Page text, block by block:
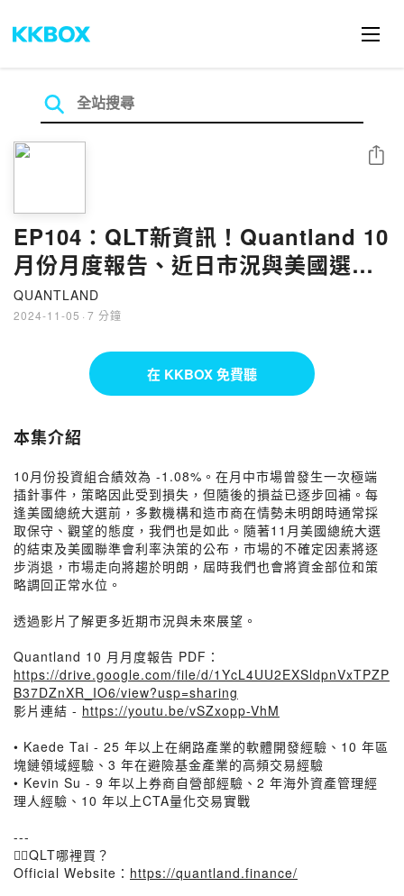
EP104：QLT新資訊！Quantland 10
月份月度報告、近日市況與美國選舉
影響分享｜Kaede Tai & Kevin Su
QUANTLAND
2024-11-05 · 7 分鐘
分享
在 KKBOX 免費聽
本集介紹
10月份投資組合績效為 -1.08%。在月中市場曾發生一次極端
插針事件，策略因此受到損失，但隨後的損益已逐步回補。每
逢美國總統大選前，多數機構和造市商在情勢未明朗時通常採
取保守、觀望的態度，我們也是如此。隨著11月美國總統大選
的結束及美國聯準會利率決策的公布，市場的不確定因素將逐
步消退，市場走向將趨於明朗，屆時我們也會將資金部位和策
略調回正常水位。
透過影片了解更多近期市況與未來展望。
Quantland 10 月月度報告 PDF：
https://drive.google.com/file/d/1YcL4UU2EXSldpnVxTPZP
B37DZnXR_IO6/view?usp=sharing
影片連結 - https://youtu.be/vSZxopp-VhM
• Kaede Tai - 25 年以上在網路產業的軟體開發經驗、10 年區
塊鏈領域經驗、3 年在避險基金產業的高頻交易經驗
• Kevin Su - 9 年以上券商自營部經驗、2 年海外資產管理經
理人經驗、10 年以上CTA量化交易實戰
---
👉🏻QLT哪裡買？
Official Website： https://quantland.finance/